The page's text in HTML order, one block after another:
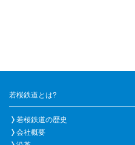
若桜鉄道とは?
若桜鉄道の歴史
会社概要